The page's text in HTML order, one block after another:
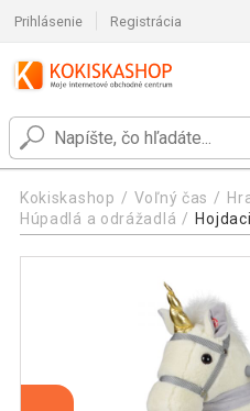
Prihlásenie Registrácia
Kokiskashop Voľný čas
Húpadlá a odrážadlá